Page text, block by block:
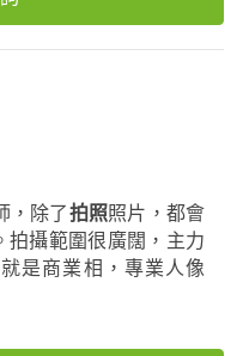
，除了 拍照照片，都會
拍攝範圍很廣闊，主力
是商業相，專業人像